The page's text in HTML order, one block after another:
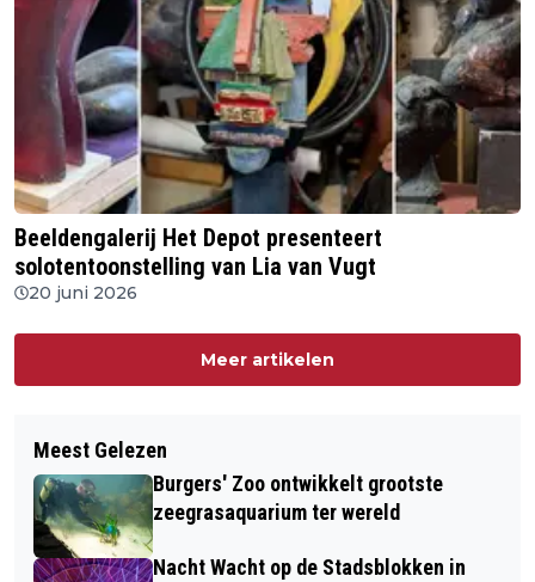
Beeldengalerij Het Depot presenteert
solotentoonstelling van Lia van Vugt
20 juni 2026
Meer artikelen
Meest Gelezen
Burgers' Zoo ontwikkelt grootste
zeegrasaquarium ter wereld
Nacht Wacht op de Stadsblokken in